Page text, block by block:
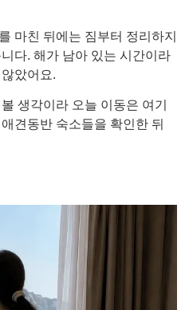
마친 뒤에는 짐부터 정리하지
다. 해가 남아 있는 시간이라
았어요.
생각이라 오늘 이동은 여기
견동반 숙소들을 확인한 뒤